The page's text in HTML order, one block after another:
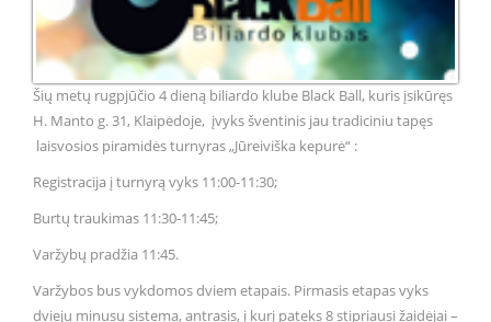
Šių metų rugpjūčio 4 dieną biliardo klube Black Ball, kuris įsikūręs
H. Manto g. 31, Klaipėdoje, įvyks šventinis jau tradiciniu tapęs
laisvosios piramidės turnyras „Jūreiviška kepurė“ :
Registracija į turnyrą vyks 11:00-11:30;
Burtų traukimas 11:30-11:45;
Varžybų pradžia 11:45.
Varžybos bus vykdomos dviem etapais. Pirmasis etapas vyks
dviejų minusų sistema, antrasis, į kurį pateks 8 stipriausi žaidėjai –